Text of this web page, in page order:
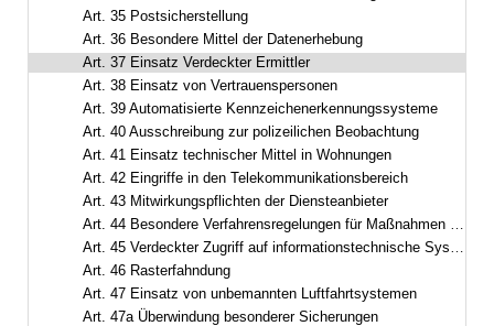
Art. 35 Postsicherstellung
Art. 36 Besondere Mittel der Datenerhebung
Art. 37 Einsatz Verdeckter Ermittler
Art. 38 Einsatz von Vertrauenspersonen
Art. 39 Automatisierte Kennzeichenerkennungssysteme
Art. 40 Ausschreibung zur polizeilichen Beobachtung
Art. 41 Einsatz technischer Mittel in Wohnungen
Art. 42 Eingriffe in den Telekommunikationsbereich
Art. 43 Mitwirkungspflichten der Diensteanbieter
Art. 44 Besondere Verfahrensregelungen für Maßnahmen nach den Art. 42 und 43
Art. 45 Verdeckter Zugriff auf informationstechnische Systeme
Art. 46 Rasterfahndung
Art. 47 Einsatz von unbemannten Luftfahrtsystemen
Art. 47a Überwindung besonderer Sicherungen